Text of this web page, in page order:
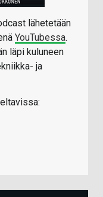
lähetetään
YouTubessa.
läpi kuluneen
ja